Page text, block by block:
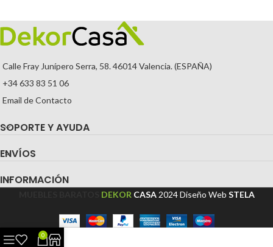
Calle Fray Junípero Serra, 58. 46014 Valencia. (ESPAÑA)
+34 633 83 51 06
Email de Contacto
SOPORTE Y AYUDA
ENVÍOS
INFORMACIÓN
DEKOR CASA 2024Diseño Web STELA
0